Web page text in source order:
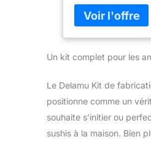
temps Parfait
ajoute un joli
facilement et de
histoires ; une
vous obtiendrez
avez besoin
frais, savoureux,
musubi à tout
Un kit complet pour les
Le Delamu Kit de
positionne comme un
souhaite s’initier ou
sushis à la maison. Bien